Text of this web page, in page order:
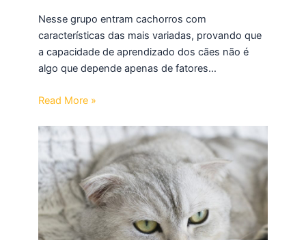
Nesse grupo entram cachorros com
características das mais variadas, provando que
a capacidade de aprendizado dos cães não é
algo que depende apenas de fatores…
Read More »